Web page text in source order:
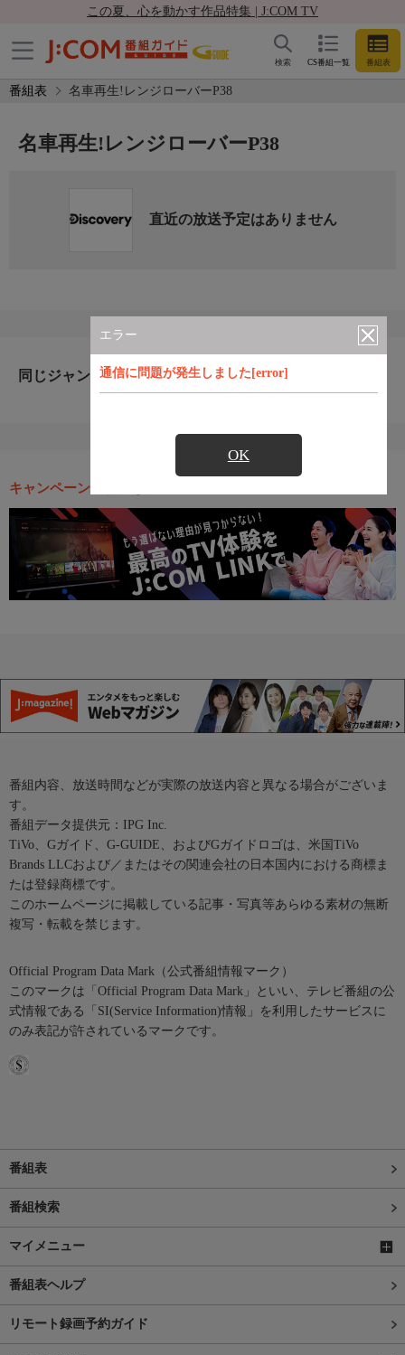
この夏、心を動かす作品特集 | J:COM TV
CS番組一覧 番組表
検索
番組表 名車再生!レンジローバーP38
エラー
通信に問題が発生しました[error]
OK
名車再生!レンジローバーP38
直近の放送予定はありません
同じジャンルのおすすめ番組
キャンペーン・お得な情報
番組内容、放送時間などが実際の放送内容と異なる場合がございま
す。
番組データ提供元：IPG Inc.
TiVo、Gガイド、G-GUIDE、およびGガイドロゴは、米国TiVo
Brands LLCおよび／またはその関連会社の日本国内における商標ま
たは登録商標です。
このホームページに掲載している記事・写真等あらゆる素材の無断
複写・転載を禁じます。
Official Program Data Mark（公式番組情報マーク）
このマークは「Official Program Data Mark」といい、テレビ番組の公
式情報である「SI(Service Information)情報」を利用したサービスに
のみ表記が許されているマークです。
番組表
番組検索
マイメニュー
番組表ヘルプ
リモート録画予約ガイド